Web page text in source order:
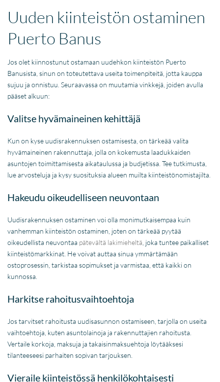
Uuden kiinteistön ostaminen
Puerto Banus
Jos olet kiinnostunut ostamaan uudehkon kiinteistön Puerto
Banusista, sinun on toteutettava useita toimenpiteitä, jotta kauppa
sujuu ja onnistuu. Seuraavassa on muutamia vinkkejä, joiden avulla
pääset alkuun:
Valitse hyvämaineinen kehittäjä
Kun on kyse uudisrakennuksen ostamisesta, on tärkeää valita
hyvämaineinen rakennuttaja, jolla on kokemusta laadukkaiden
asuntojen toimittamisesta aikataulussa ja budjetissa. Tee tutkimusta,
lue arvosteluja ja kysy suosituksia alueen muilta kiinteistönomistajilta.
Hakeudu oikeudelliseen neuvontaan
Uudisrakennuksen ostaminen voi olla monimutkaisempaa kuin
vanhemman kiinteistön ostaminen, joten on tärkeää pyytää
oikeudellista neuvontaa pätevältä lakimieheltä , joka tuntee paikalliset
kiinteistömarkkinat. He voivat auttaa sinua ymmärtämään
ostoprosessin, tarkistaa sopimukset ja varmistaa, että kaikki on
kunnossa.
Harkitse rahoitusvaihtoehtoja
Jos tarvitset rahoitusta uudisasunnon ostamiseen, tarjolla on useita
vaihtoehtoja, kuten asuntolainoja ja rakennuttajien rahoitusta.
Vertaile korkoja, maksuja ja takaisinmaksuehtoja löytääksesi
tilanteeseesi parhaiten sopivan tarjouksen.
Vieraile kiinteistössä henkilökohtaisesti